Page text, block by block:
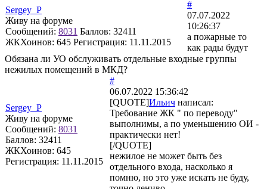
Sergey_P
Живу на форуме
Сообщений: 8031 Баллов: 32411
ЖКХоинов: 645 Регистрация: 11.11.2015
#
07.07.2022
10:26:37
а пожарные то
как рады будут
Обязана ли УО обслуживать отдельные входные группы
нежилых помещений в МКД?
Sergey_P
Живу на форуме
Сообщений: 8031
Баллов: 32411
ЖКХоинов: 645
Регистрация: 11.11.2015
#
06.07.2022 15:36:42
[QUOTE]Ильич написал:
Требование ЖК " по переводу"
выполнимы, а по уменьшению ОИ -
практически нет!
[/QUOTE]
нежилое не может быть без
отдельного входа, насколько я
помню, но это уже искать не буду,